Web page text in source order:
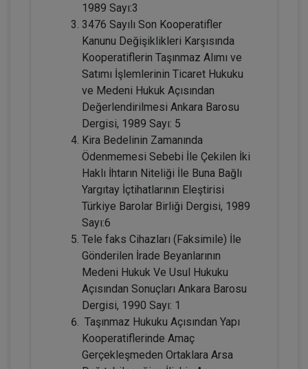
Prof. Dr. Etem Saba ÖZMEN
Adi Ortaklıkların Kazanç Paylaşma
Amacı Gütmeyen Faaliyetleri Konusunda
Yanılgılar Video Eğitimi
300 TL
Tüketici Hukuku Enstitüsü
1989 Sayı:3
3476 Sayılı Son Kooperatifler
Kanunu Değişiklikleri Karşısında
Kooperatiflerin Taşınmaz Alımı ve
Satımı İşlemlerinin Ticaret Hukuku
ve Medeni Hukuk Açısından
Değerlendirilmesi Ankara Barosu
Dergisi, 1989 Sayı: 5
Kira Bedelinin Zamanında
Ödenmemesi Sebebi İle Çekilen İki
Haklı İhtarın Niteliği İle Buna Bağlı
Yargıtay İçtihatlarının Eleştirisi
Türkiye Barolar Birliği Dergisi, 1989
Sayı:6
Tele faks Cihazları (Faksimile) İle
Gönderilen İrade Beyanlarının
Medeni Hukuk Ve Usul Hukuku
Açısından Sonuçları Ankara Barosu
Dergisi, 1990 Sayı: 1
Taşınmaz Hukuku Açısından Yapı
Kooperatiflerinde Amaç
Gerçekleşmeden Ortaklara Arsa